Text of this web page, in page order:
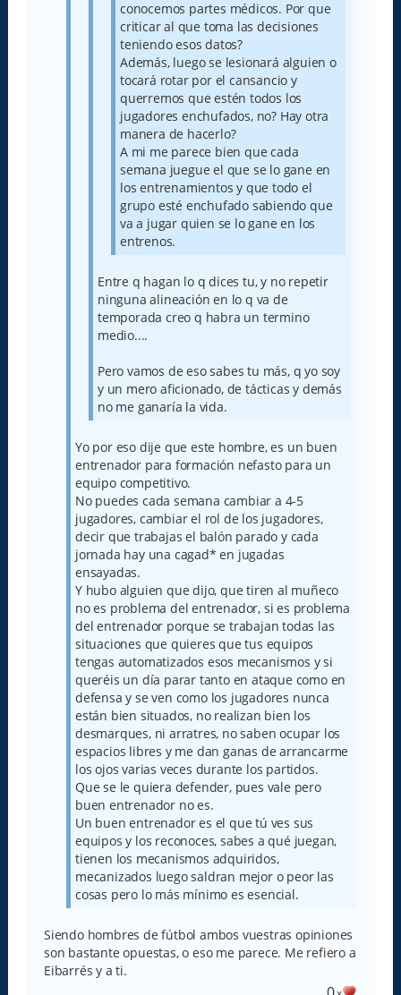
conocemos partes médicos. Por que
criticar al que toma las decisiones
teniendo esos datos?
Además, luego se lesionará alguien o
tocará rotar por el cansancio y
querremos que estén todos los
jugadores enchufados, no? Hay otra
manera de hacerlo?
A mi me parece bien que cada
semana juegue el que se lo gane en
los entrenamientos y que todo el
grupo esté enchufado sabiendo que
va a jugar quien se lo gane en los
entrenos.
Entre q hagan lo q dices tu, y no repetir
ninguna alineación en lo q va de
temporada creo q habra un termino
medio....
Pero vamos de eso sabes tu más, q yo soy
y un mero aficionado, de tácticas y demás
no me ganaría la vida.
Yo por eso dije que este hombre, es un buen
entrenador para formación nefasto para un
equipo competitivo.
No puedes cada semana cambiar a 4-5
jugadores, cambiar el rol de los jugadores,
decir que trabajas el balón parado y cada
jornada hay una cagad* en jugadas
ensayadas.
Y hubo alguien que dijo, que tiren al muñeco
no es problema del entrenador, si es problema
del entrenador porque se trabajan todas las
situaciones que quieres que tus equipos
tengas automatizados esos mecanismos y si
queréis un día parar tanto en ataque como en
defensa y se ven como los jugadores nunca
están bien situados, no realizan bien los
desmarques, ni arratres, no saben ocupar los
espacios libres y me dan ganas de arrancarme
los ojos varias veces durante los partidos.
Que se le quiera defender, pues vale pero
buen entrenador no es.
Un buen entrenador es el que tú ves sus
equipos y los reconoces, sabes a qué juegan,
tienen los mecanismos adquiridos,
mecanizados luego saldran mejor o peor las
cosas pero lo más mínimo es esencial.
Siendo hombres de fútbol ambos vuestras opiniones
son bastante opuestas, o eso me parece. Me refiero a
Eibarrés y a ti.